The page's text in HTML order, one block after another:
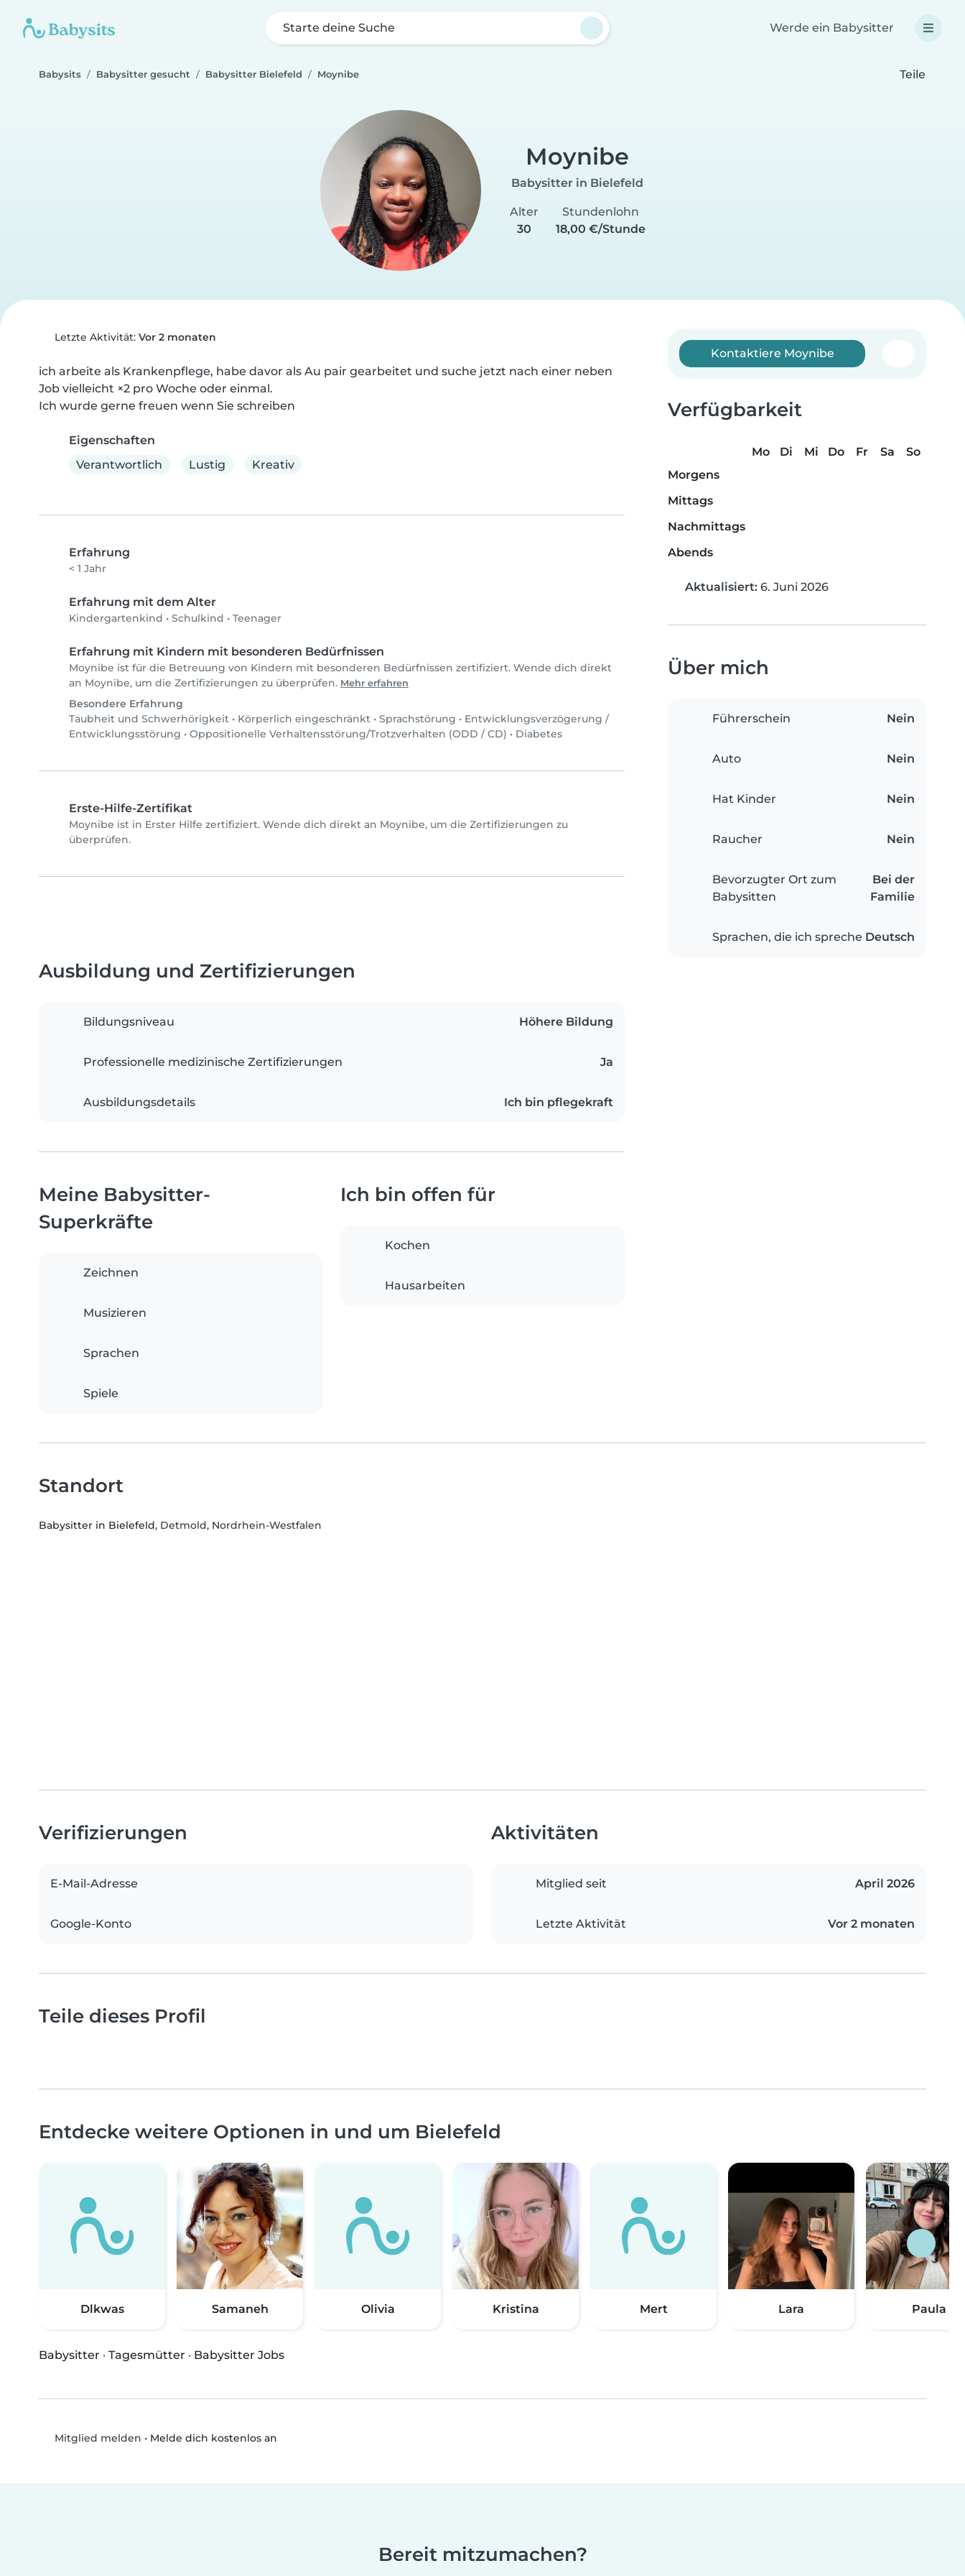
Starte deine Suche Werde ein Babysitter
Babysits Babysitter gesucht Babysitter Bielefeld Moynibe Teile
Moynibe
Babysitter in Bielefeld
Alter
30
Stundenlohn
18,00 €/Stunde
Letzte Aktivität: Vor 2 monaten
ich arbeite als Krankenpflege, habe davor als Au pair gearbeitet und suche jetzt nach einer neben
Job vielleicht ×2 pro Woche oder einmal.
Ich wurde gerne freuen wenn Sie schreiben
Eigenschaften
Verantwortlich
Lustig Kreativ
Erfahrung
< 1 Jahr
Erfahrung mit dem Alter
Kindergartenkind • Schulkind • Teenager
Erfahrung mit Kindern mit besonderen Bedürfnissen
Moynibe ist für die Betreuung von Kindern mit besonderen Bedürfnissen zertifiziert. Wende dich direkt
an Moynibe, um die Zertifizierungen zu überprüfen. Mehr erfahren
Besondere Erfahrung
Taubheit und Schwerhörigkeit • Körperlich eingeschränkt • Sprachstörung • Entwicklungsverzögerung /
Entwicklungsstörung • Oppositionelle Verhaltensstörung/Trotzverhalten (ODD / CD) • Diabetes
Erste-Hilfe-Zertifikat
Moynibe ist in Erster Hilfe zertifiziert. Wende dich direkt an Moynibe, um die Zertifizierungen zu
überprüfen.
Kontaktiere Moynibe
Verfügbarkeit
Mo Di Mi Do Fr Sa
So
Morgens
Mittags
Nachmittags
Abends
Aktualisiert: 6. Juni 2026
Über mich
Führerschein Nein
Auto Nein
Hat Kinder Nein
Raucher Nein
Bevorzugter Ort zum
Babysitten
Bei der
Familie
Sprachen, die ich spreche Deutsch
Ausbildung und Zertifizierungen
Bildungsniveau Höhere Bildung
Professionelle medizinische Zertifizierungen Ja
Ausbildungsdetails Ich bin pflegekraft
Meine Babysitter-
Superkräfte
Zeichnen
Musizieren
Sprachen
Spiele
Ich bin offen für
Kochen
Hausarbeiten
Standort
Babysitter in Bielefeld, Detmold, Nordrhein-Westfalen
Verifizierungen
E-Mail-Adresse
Google-Konto
Aktivitäten
Mitglied seit April 2026
Letzte Aktivität Vor 2 monaten
Teile dieses Profil
Entdecke weitere Optionen in und um Bielefeld
Dlkwas Samaneh Olivia Kristina Mert Lara Paula
Babysitter · Tagesmütter · Babysitter Jobs
Mitglied melden • Melde dich kostenlos an
Bereit mitzumachen?